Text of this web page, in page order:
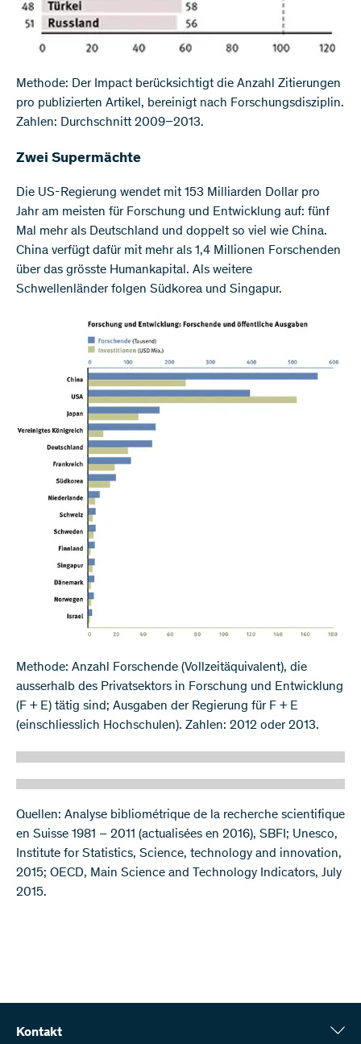
Methode: Der Impact berücksichtigt die Anzahl Zitierungen
pro publizierten Artikel, bereinigt nach Forschungsdisziplin.
Zahlen: Durchschnitt 2009–2013.
Zwei Supermächte
Die US-Regierung wendet mit 153 Milliarden Dollar pro
Jahr am meisten für Forschung und Entwicklung auf: fünf
Mal mehr als Deutschland und doppelt so viel wie China.
China verfügt dafür mit mehr als 1,4 Millionen Forschenden
über das grösste Humankapital. Als weitere
Schwellenländer folgen Südkorea und Singapur.
Methode: Anzahl Forschende (Vollzeitäquivalent), die
ausserhalb des Privatsektors in Forschung und Entwicklung
(F + E) tätig sind; Ausgaben der Regierung für F + E
(einschliesslich Hochschulen). Zahlen: 2012 oder 2013.
Quellen: Analyse bibliométrique de la recherche scientifique
en Suisse 1981 – 2011 (actualisées en 2016), SBFI; Unesco,
Institute for Statistics, Science, technology and innovation,
2015; OECD, Main Science and Technology Indicators, July
2015.
Kontakt